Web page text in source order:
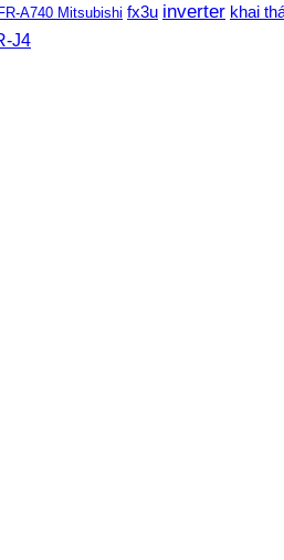
FR-A740 Mitsubishi fx3u inverter khai
J4